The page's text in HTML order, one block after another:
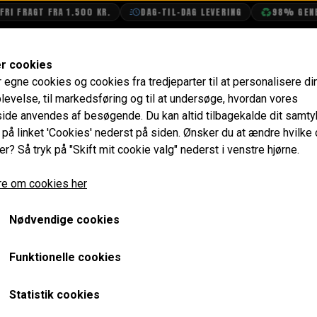
FRAGT FRA 1.500 KR. DAG-TIL-DAG LEVERING 98%
Olie
Olie
cookies
egne cookies og cookies fra tredjeparter til at personalisere
til markedsføring og til at undersøge, hvordan vores
anvendes af besøgende. Du kan altid tilbagekalde dit
linket 'Cookies' nederst på siden. Ønsker du at ændre hvilke
Så tryk på "Skift mit cookie valg" nederst i venstre hjørne.
om cookies her
Nødvendige cookies
Funktionelle cookies
Statistik cookies